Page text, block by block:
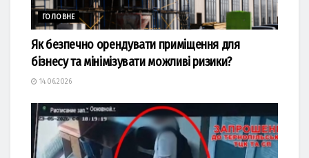
ГОЛОВНЕ
Як безпечно орендувати приміщення для
бізнесу та мінімізувати можливі ризики?
14.06.2026